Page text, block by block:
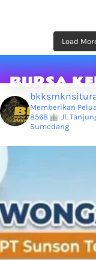
Load
BURSA
Memberikan
8568
Jl.
Sumedang